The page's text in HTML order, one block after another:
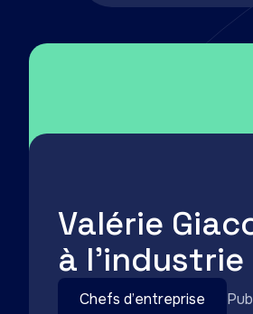
Valérie
à l’industrie
Chefs d’entreprise